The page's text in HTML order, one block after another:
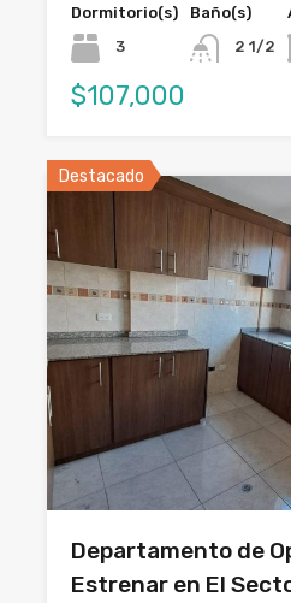
Dormitorio(s)
3
Baño(s)
2 1/2
$107,000
Destacado
Departamento de
Estrenar en El